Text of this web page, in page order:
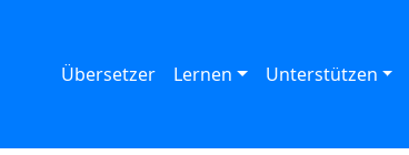
Übersetzer Lernen Unterstützen